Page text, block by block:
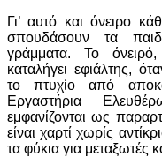
Γι’ αυτό και όνειρο
σπουδάσουν τα
γράμματα. Το
καταλήγει εφιάλτης,
το πτυχίο από
Εργαστήρια
εμφανίζονται ως
είναι χαρτί χωρίς
τα φύκια για μεταξωτές